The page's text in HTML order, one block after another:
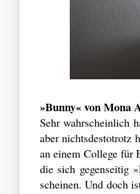
»Bunny« von Mona
Sehr wahrscheinlich
aber nichtsdestotrotz
an einem College für
die sich gegenseitig
scheinen. Und doch